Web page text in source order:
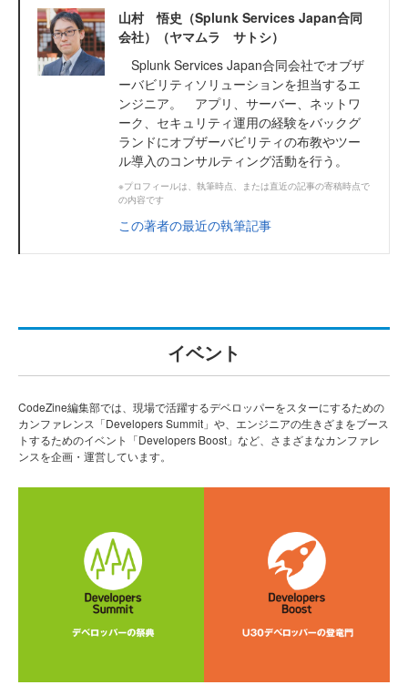
山村 悟史（Splunk Services Japan合同
会社）（ヤマムラ サトシ）
Splunk Services Japan合同会社でオブザ
ーバビリティソリューションを担当するエ
ンジニア。 アプリ、サーバー、ネットワ
ーク、セキュリティ運用の経験をバックグ
ランドにオブザーバビリティの布教やツー
ル導入のコンサルティング活動を行う。
※プロフィールは、執筆時点、または直近の記事の寄稿時点で
の内容です
この著者の最近の執筆記事
イベント
CodeZine編集部では、現場で活躍するデベロッパーをスターにするための
カンファレンス「Developers Summit」や、エンジニアの生きざまをブース
トするためのイベント「Developers Boost」など、さまざまなカンファレ
ンスを企画・運営しています。